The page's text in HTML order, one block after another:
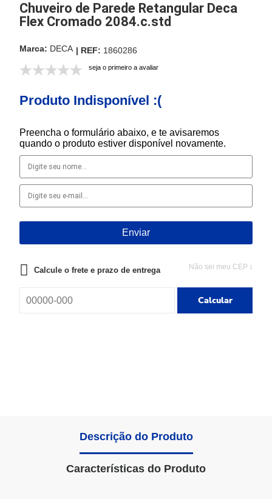
Chuveiro de Parede Retangular Deca
Flex Cromado 2084.c.std
DECA 1860286
seja o primeiro a avaliar
Produto Indisponível :(
Preencha o formulário abaixo, e te avisaremos
quando o produto estiver disponível novamente.
Calcule o frete e prazo de entrega Não sei meu CEP
Calcular
Descrição do Produto
Características do Produto